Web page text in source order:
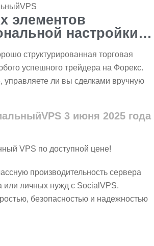
элементов
настройки
структурированная торговая
успешного трейдера на Форекс.
управляете ли вы сделками вручную
3 июня 2025 года
VPS по доступной цене!
производительность сервера
или личных нужд с SocialVPS.
безопасностью и надежностью